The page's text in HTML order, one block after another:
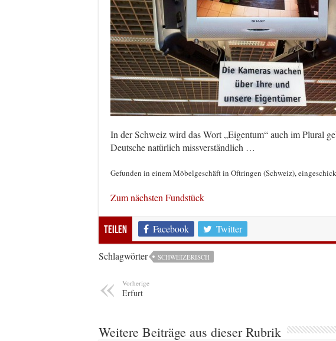
In der Schweiz wird das Wort „Eigentum“ auch im Plural
Deutsche natürlich missverständlich …
Gefunden in einem Möbelgeschäft in Oftringen (Schweiz),
Zum nächsten Fundstück
Teilen Facebook Twitter
Schlagwörter SCHWEIZERISCH
Vorherige
Erfurt
Weitere Beiträge aus dieser Rubrik